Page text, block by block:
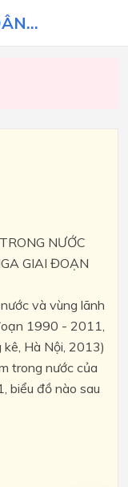
NƯỚC
GIAI ĐOẠN
và vùng lãnh
1990 - 2011,
kê, Hà Nội, 2013)
trong nước của
biểu đồ nào sau